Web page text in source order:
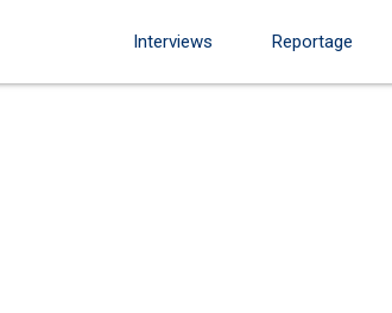
Interviews Reportage